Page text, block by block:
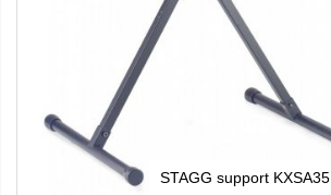
STAGG support KXSA35